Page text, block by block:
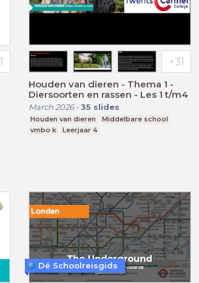
Houden van dieren - Thema 1 -
Diersoorten en rassen - Les 1 t/m4
March 2026- 35 slides
Houden van dieren
Middelbare school
vmbo k
Leerjaar 4
Dé Schoolreisgids